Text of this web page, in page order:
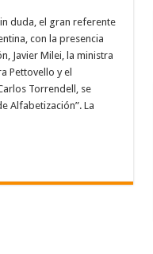
duda, el gran referente
con la presencia
Javier Milei, la ministra
Pettovello y el
Torrendell, se
Alfabetización”. La